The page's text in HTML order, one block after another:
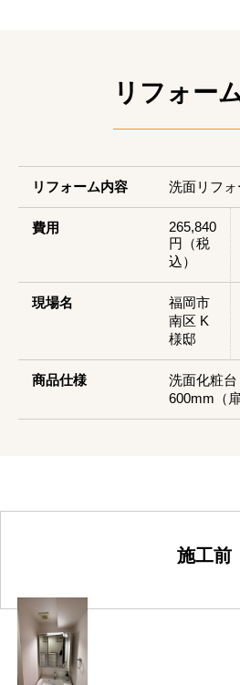
リフォー
リフォーム内容 洗面リフォ
費用
265,840
円（税
込）
現場名
福岡市
南区 K
様邸
商品仕様
洗面化粧台
600mm（
施工前